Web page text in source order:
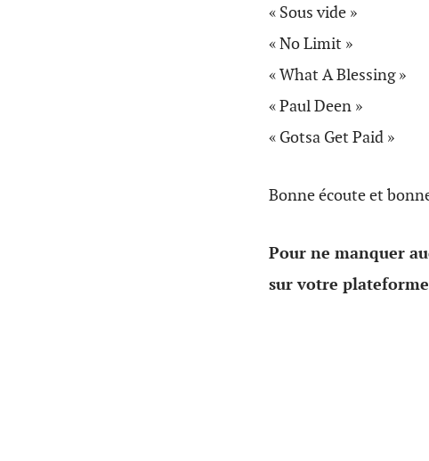
« Sous vide »
« No Limit »
« What A Blessing »
« Paul Deen »
« Gotsa Get Paid »
Bonne écoute et
Pour ne manquer
sur votre